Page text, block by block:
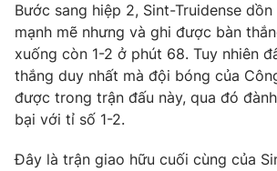
Liên hệ tòa soạn English
THỜI BÁO VTV
Bước sang hiệp 2, Sint-Truidense
mạnh mẽ nhưng và ghi được bàn
xuống còn 1-2 ở phút 68. Tuy nhiên
thắng duy nhất mà đội bóng của
được trong trận đấu này, qua đó
bại với tỉ số 1-2.
Đây là trận giao hữu cuối cùng của